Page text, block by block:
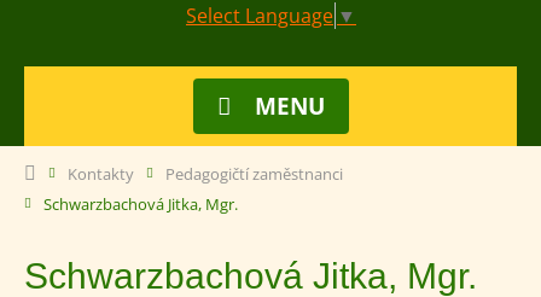
Select Language ▼
MENU
Kontakty
Pedagogičtí zaměstnanci
Schwarzbachová Jitka, Mgr.
Schwarzbachová Jitka, Mgr.